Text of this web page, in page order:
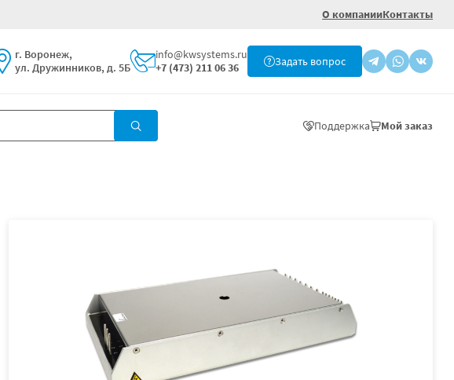
О компанииКонтакты
г. Воронеж,
ул. Дружинников, д. 5Б
info@kwsystems.ru
+7 (473) 211 06 36
Задать вопрос
Поддержка Мой заказ